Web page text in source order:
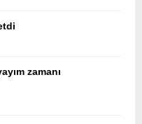
zamanı